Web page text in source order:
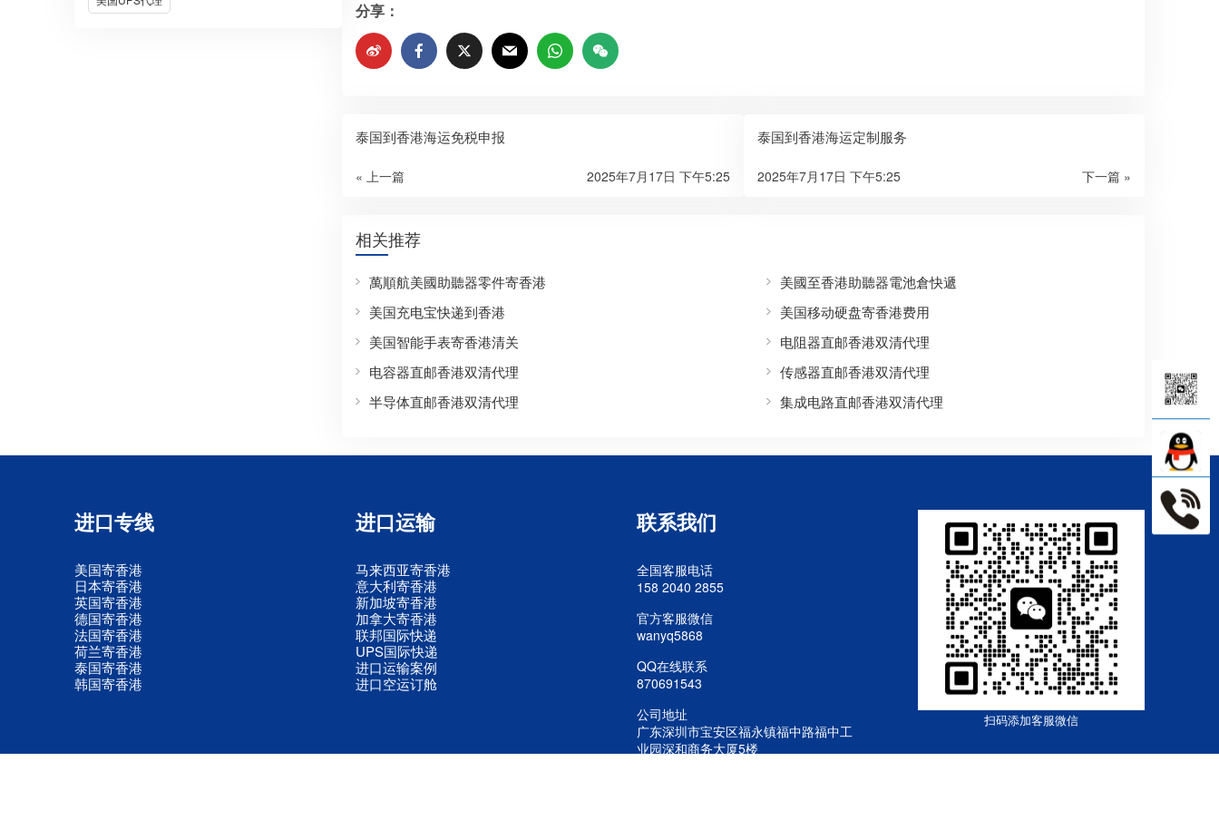
分享：
泰国到香港海运免税申报
« 上一篇 2025年7月17日 下午5:25
泰国到香港海运定制服务
下一篇 »
2025年7月17日 下午5:25
相关推荐
萬順航美國助聽器零件寄香港
美國至香港助聽器電池倉快遞
美国充电宝快递到香港
美国移动硬盘寄香港费用
美国智能手表寄香港清关
电阻器直邮香港双清代理
电容器直邮香港双清代理
传感器直邮香港双清代理
半导体直邮香港双清代理
集成电路直邮香港双清代理
进口专线
美国寄香港
日本寄香港
英国寄香港
德国寄香港
法国寄香港
荷兰寄香港
泰国寄香港
韩国寄香港
进口运输
马来西亚寄香港
意大利寄香港
新加坡寄香港
加拿大寄香港
联邦国际快递
UPS国际快递
进口运输案例
进口空运订舱
联系我们
全国客服电话
158 2040 2855
官方客服微信
wanyq5868
QQ在线联系
870691543
公司地址
广东深圳市宝安区福永镇福中路福中工
业园深和商务大厦5楼
扫码添加客服微信